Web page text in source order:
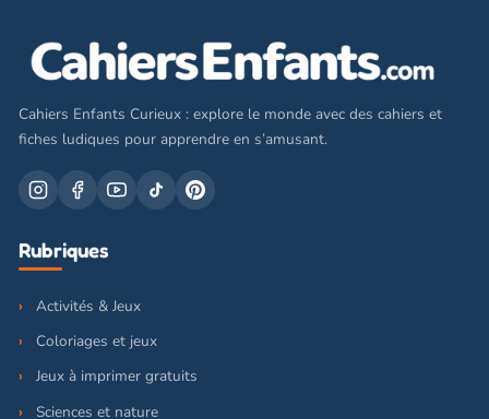
Cahiers Enfants Curieux : explore le monde avec des cahiers et
fiches ludiques pour apprendre en s’amusant.
Rubriques
Activités & Jeux
Coloriages et jeux
Jeux à imprimer gratuits
Sciences et nature